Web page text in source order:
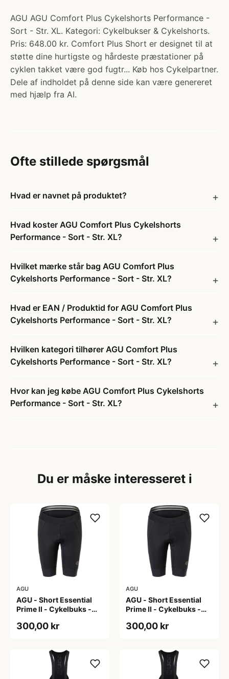
AGU AGU Comfort Plus Cykelshorts Performance -
Sort - Str. XL. Kategori: Cykelbukser & Cykelshorts.
Pris: 648.00 kr. Comfort Plus Short er designet til at
støtte dine hurtigste og hårdeste præstationer på
cyklen takket være god fugtr... Køb hos Cykelpartner.
Dele af indholdet på denne side kan være genereret
med hjælp fra AI.
Ofte stillede spørgsmål
Hvad er navnet på produktet?
Hvad koster AGU Comfort Plus Cykelshorts
Performance - Sort - Str. XL?
Hvilket mærke står bag AGU Comfort Plus
Cykelshorts Performance - Sort - Str. XL?
Hvad er EAN / Produktid for AGU Comfort Plus
Cykelshorts Performance - Sort - Str. XL?
Hvilken kategori tilhører AGU Comfort Plus
Cykelshorts Performance - Sort - Str. XL?
Hvor kan jeg købe AGU Comfort Plus Cykelshorts
Performance - Sort - Str. XL?
Du er måske interesseret i
AGU
AGU - Short Essential
Prime II - Cykelbuks -
300,00 kr
AGU
AGU - Short Essential
Prime II - Cykelbuks -
300,00 kr